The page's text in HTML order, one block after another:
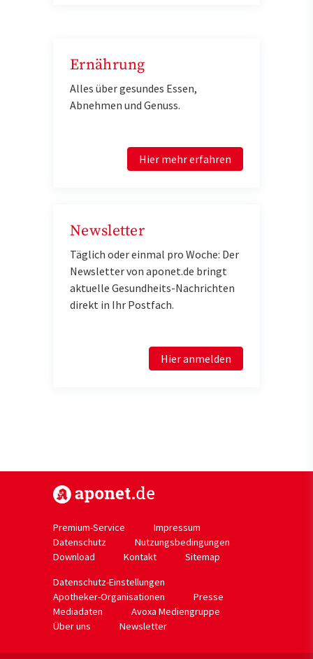
Ernährung
Alles über gesundes Essen,
Abnehmen und Genuss.
Hier mehr erfahren
Newsletter
Täglich oder einmal pro Woche: Der
Newsletter von aponet.de bringt
aktuelle Gesundheits-Nachrichten
direkt in Ihr Postfach.
Hier anmelden
Premium-Service
Impressum
Datenschutz
Nutzungsbedingungen
Download
Kontakt
Sitemap
Datenschutz-Einstellungen
Apotheker-Organisationen
Presse
Mediadaten
Avoxa Mediengruppe
Über uns
Newsletter